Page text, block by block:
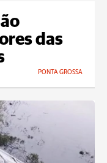
das
PONTA GROSSA